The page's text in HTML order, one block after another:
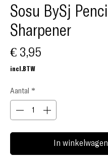
Sosu BySj Pencil
Sharpener
€ 3,95
incl.BTW
Aantal *
In winkelwagen